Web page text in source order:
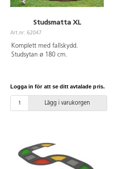
Studsmatta XL
Art.nr: 62047
Komplett med fallskydd.
Studsytan ø 180 cm.
Logga in för att se ditt avtalade pris.
Lägg i varukorgen